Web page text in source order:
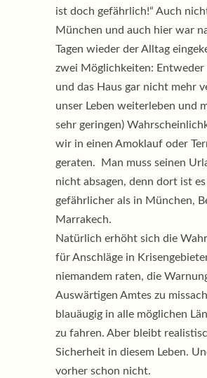
ist doch gefährlich!“ Auch
München und auch hier war
Tagen wieder der Alltag
zwei Möglichkeiten: Entweder
und das Haus gar nicht mehr
unser Leben weiterleben und
sehr geringen)
wir in einen Amoklauf oder
geraten. Man muss seinen
nicht absagen, denn dort ist
gefährlicher als in München,
Marrakech.
Natürlich erhöht sich die
für Anschläge in
niemandem raten, die
Auswärtigen Amtes zu
blauäugig in alle möglichen
zu fahren. Aber bleibt
Sicherheit in diesem Leben.
vorher schon nicht.